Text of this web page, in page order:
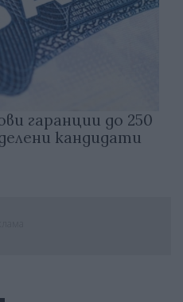
гаранции до 250
кандидати